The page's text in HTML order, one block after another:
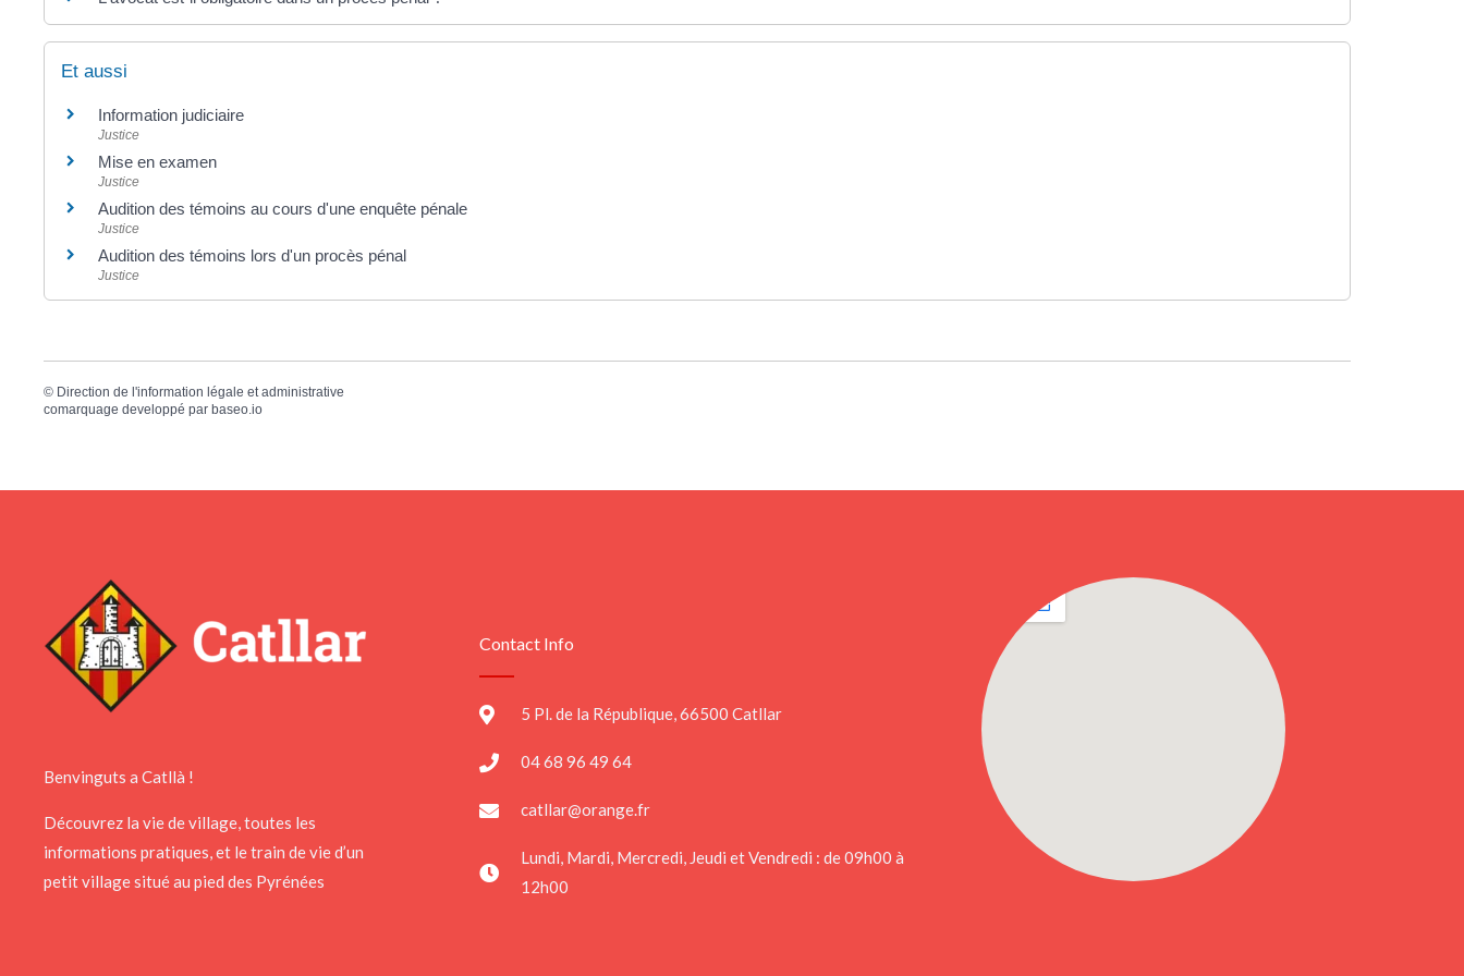
Et aussi
Information judiciaire
Justice
Mise en examen
Justice
Audition des témoins au cours d'une enquête pénale
Justice
Audition des témoins lors d'un procès pénal
Justice
© Direction de l'information légale et administrative
comarquage developpé par baseo.io
Benvinguts a Catllà !
Découvrez la vie de village, toutes les
informations pratiques, et le train de vie d’un
petit village situé au pied des Pyrénées
Contact Info
5 Pl. de la République, 66500 Catllar
04 68 96 49 64
catllar@orange.fr
Lundi, Mardi, Mercredi, Jeudi et Vendredi : de 09h00 à
12h00